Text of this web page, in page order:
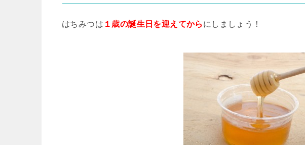
はちみつは １歳の誕生日を迎えてから にしましょう！